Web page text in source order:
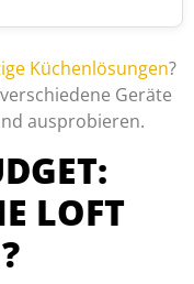
Küchenlösungen?
Geräte
ausprobieren.
LOFT